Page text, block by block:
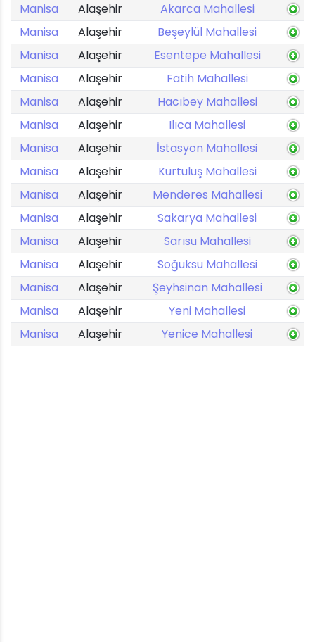
Manisa Alaşehir
Akarca Mahallesi
Manisa
Alaşehir
Beşeylül Mahallesi
Manisa
Alaşehir
Esentepe Mahallesi
Manisa
Alaşehir
Fatih Mahallesi
Manisa
Alaşehir
Hacıbey Mahallesi
Manisa
Alaşehir
Ilıca Mahallesi
Manisa
Alaşehir
İstasyon Mahallesi
Manisa
Alaşehir
Kurtuluş Mahallesi
Manisa
Alaşehir
Menderes Mahallesi
Manisa
Alaşehir
Sakarya Mahallesi
Manisa
Alaşehir
Sarısu Mahallesi
Manisa
Alaşehir
Soğuksu Mahallesi
Manisa
Alaşehir
Şeyhsinan Mahallesi
Manisa
Alaşehir
Yeni Mahallesi
Manisa
Alaşehir Yenice Mahallesi